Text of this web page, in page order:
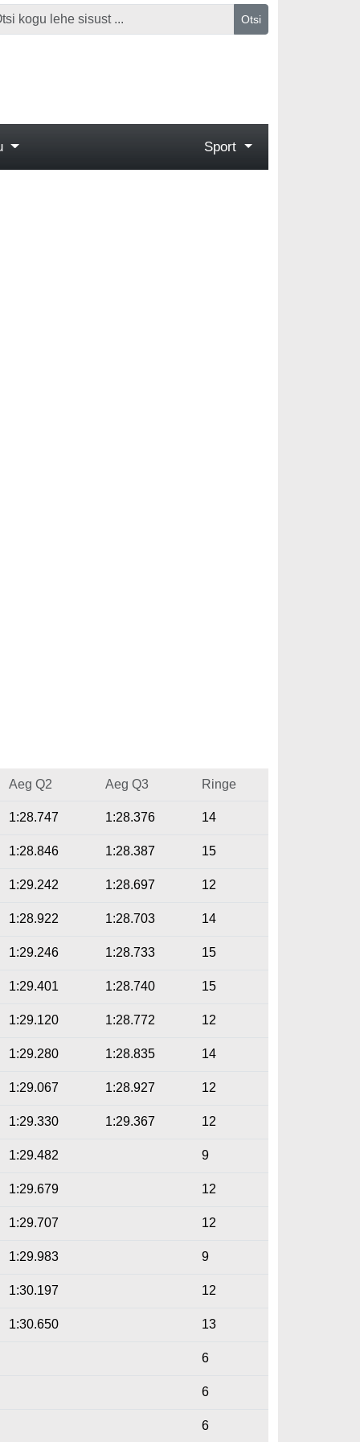
Otsi
Sport
Aeg Q2 Aeg Q3 Ringe
1:28.747 1:28.376 14
1:28.846 1:28.387 15
1:29.242 1:28.697 12
1:28.922 1:28.703 14
1:29.246 1:28.733 15
1:29.401 1:28.740 15
1:29.120 1:28.772 12
1:29.280 1:28.835 14
1:29.067 1:28.927 12
1:29.330 1:29.367 12
1:29.482 9
1:29.679 12
1:29.707 12
1:29.983 9
1:30.197 12
1:30.650 13
6
6
6